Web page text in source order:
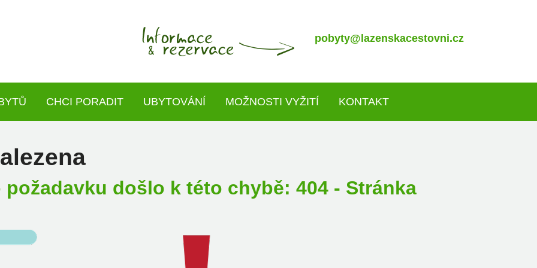
pobyty@lazenskacestovni.cz
CHCI PORADIT UBYTOVÁNÍ MOŽNOSTI VYŽITÍ KONTAKT
došlo k této chybě: 404 - Stránka